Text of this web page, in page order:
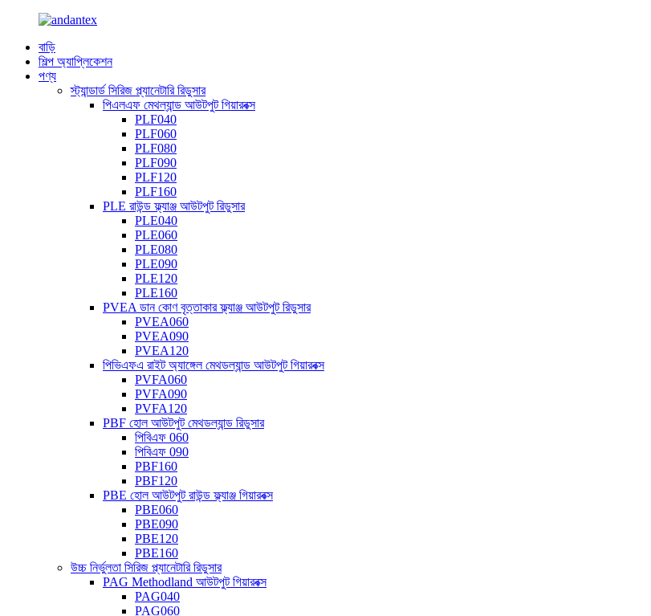
বাড়ি
শিল্প অ্যাপ্লিকেশন
পণ্য
স্ট্যান্ডার্ড সিরিজ প্ল্যানেটারি রিডুসার
পিএলএফ মেথল্যান্ড আউটপুট গিয়ারবক্স
PLF040
PLF060
PLF080
PLF090
PLF120
PLF160
PLE রাউন্ড ফ্ল্যাঞ্জ আউটপুট রিডুসার
PLE040
PLE060
PLE080
PLE090
PLE120
PLE160
PVEA ডান কোণ বৃত্তাকার ফ্ল্যাঞ্জ আউটপুট রিডুসার
PVEA060
PVEA090
PVEA120
পিভিএফএ রাইট অ্যাঙ্গেল মেথডল্যান্ড আউটপুট গিয়ারবক্স
PVFA060
PVFA090
PVFA120
PBF হোল আউটপুট মেথডল্যান্ড রিডুসার
পিবিএফ 060
পিবিএফ 090
PBF160
PBF120
PBE হোল আউটপুট রাউন্ড ফ্ল্যাঞ্জ গিয়ারবক্স
PBE060
PBE090
PBE120
PBE160
উচ্চ নির্ভুলতা সিরিজ প্ল্যানেটারি রিডুসার
PAG Methodland আউটপুট গিয়ারবক্স
PAG040
PAG060